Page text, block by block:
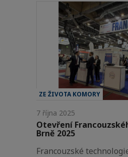
ZE ŽIVOTA KOMORY
7 října 2025
Otevření
Brně 2025
Francouzské